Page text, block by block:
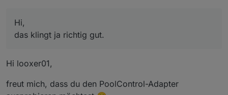
Solaranlage, bei Überschuss soll die Pumpe
loslegen)
wird er mir noch nicht angeboten. Installation mit
Hi,
das klingt ja richtig gut.
Hi looxer01,
freut mich, dass du den PoolControl-Adapter